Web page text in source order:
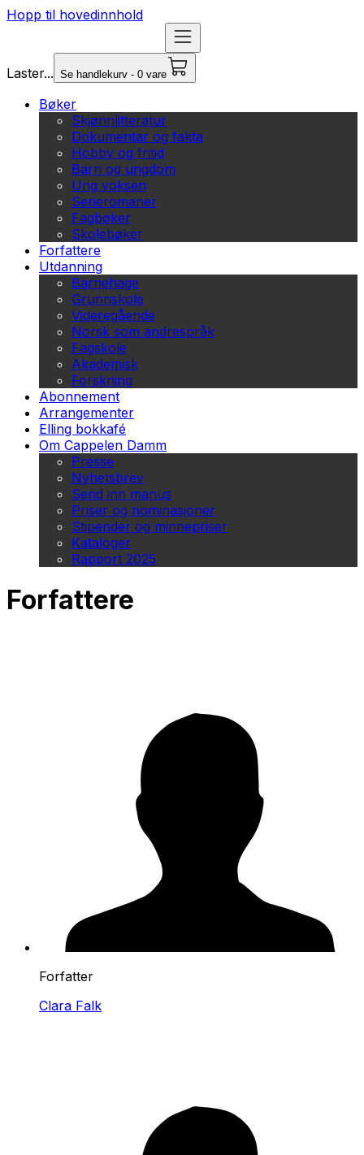
Hopp til hovedinnhold
Laster... Se handlekurv - 0 vare
Bøker
Skjønnlitteratur
Dokumentar og fakta
Hobby og fritid
Barn og ungdom
Ung voksen
Serieromaner
Fagbøker
Skolebøker
Forfattere
Utdanning
Barnehage
Grunnskole
Videregående
Norsk som andrespråk
Fagskole
Akademisk
Forskning
Abonnement
Arrangementer
Elling bokkafé
Om Cappelen Damm
Presse
Nyhetsbrev
Send inn manus
Priser og nominasjoner
Stipender og minnepriser
Kataloger
Rapport 2025
Forfattere
Forfatter
Clara Falk